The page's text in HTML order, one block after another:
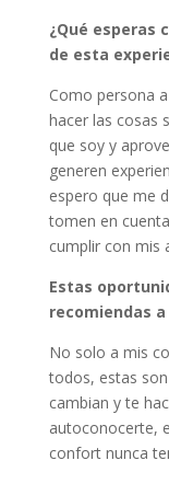
¿Qué esperas
de esta
Como persona
hacer las cosas
que soy y
generen
espero que me
tomen en
cumplir con mis
Estas
recomiendas
No solo a mis
todos, estas
cambian y te
autoconocerte,
confort nunca